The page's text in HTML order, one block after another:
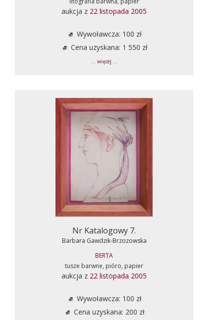
aukcja z 22 listopada 2005
Wywoławcza: 100 zł
Cena uzyskana: 1 550 zł
... więcej ...
Nr Katalogowy 7.
Barbara Gawdzik-Brzozowska
BERTA
tusze barwne, pióro, papier
aukcja z 22 listopada 2005
Wywoławcza: 100 zł
Cena uzyskana: 200 zł